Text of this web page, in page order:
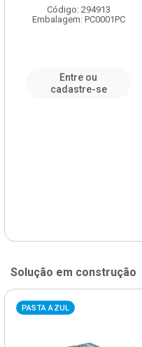
Código: 294913
Embalagem: PC0001PC
Entre ou
cadastre-se
Solução em construção
PASTA AZUL